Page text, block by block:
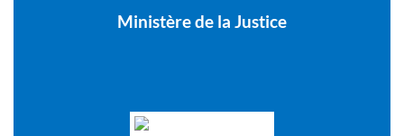
Ministère de la Justice